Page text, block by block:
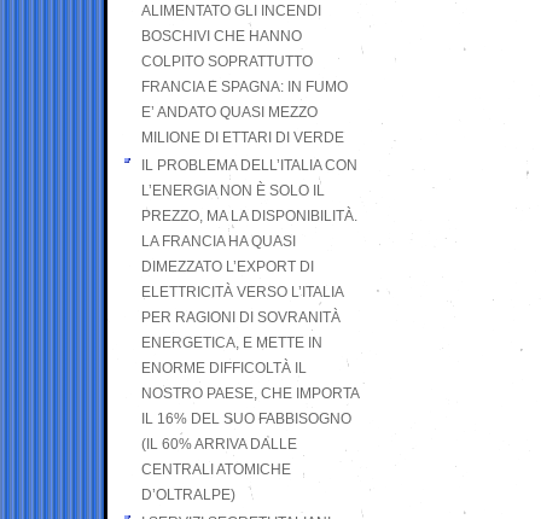
ALIMENTATO GLI INCENDI
BOSCHIVI CHE HANNO
COLPITO SOPRATTUTTO
FRANCIA E SPAGNA: IN FUMO
E’ ANDATO QUASI MEZZO
MILIONE DI ETTARI DI VERDE
IL PROBLEMA DELL’ITALIA CON
L’ENERGIA NON È SOLO IL
PREZZO, MA LA DISPONIBILITÀ.
LA FRANCIA HA QUASI
DIMEZZATO L’EXPORT DI
ELETTRICITÀ VERSO L’ITALIA
PER RAGIONI DI SOVRANITÀ
ENERGETICA, E METTE IN
ENORME DIFFICOLTÀ IL
NOSTRO PAESE, CHE IMPORTA
IL 16% DEL SUO FABBISOGNO
(IL 60% ARRIVA DALLE
CENTRALI ATOMICHE
D’OLTRALPE)